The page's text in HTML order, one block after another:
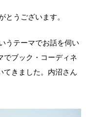
とうございます。
うテーマでお話を伺い
でブック・コーディネ
てきました。内沼さん